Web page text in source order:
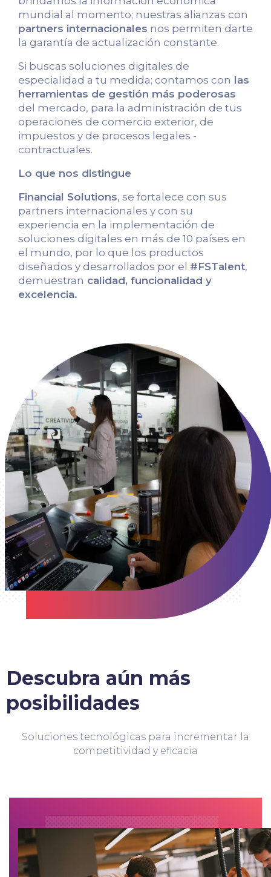
mundial al momento; nuestras alianzas con
partners internacionales nos permiten darte
la garantía de actualización constante.
Si buscas soluciones digitales de
especialidad a tu medida; contamos con las
herramientas de gestión más poderosas
del mercado, para la administración de tus
operaciones de comercio exterior, de
impuestos y de procesos legales -
contractuales.
Lo que nos distingue
Financial Solutions, se fortalece con sus
partners internacionales y con su
experiencia en la implementación de
soluciones digitales en más de 10 países en
el mundo, por lo que los productos
diseñados y desarrollados por el #FSTalent,
demuestran calidad, funcionalidad y
excelencia.
Descubra aún más
posibilidades
Soluciones tecnológicas para incrementar la
competitividad y eficacia